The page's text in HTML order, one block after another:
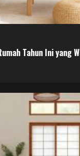
Tahun Ini yang